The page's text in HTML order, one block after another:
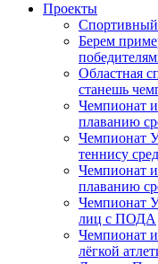
Проекты
Берем
Областная
станешь
Чемпионат
плаванию
Чемпионат
теннису
Чемпионат
плаванию
Чемпионат
лиц с ПОДА
Чемпионат
лёгкой